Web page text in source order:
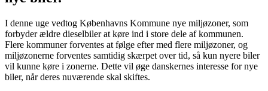
I denne uge vedtog Københavns Kommune nye miljøzoner, som
forbyder ældre dieselbiler at køre ind i store dele af kommunen.
Flere kommuner forventes at følge efter med flere miljøzoner, og
miljøzonerne forventes samtidig skærpet over tid, så kun nyere biler
vil kunne køre i zonerne. Dette vil øge danskernes interesse for nye
biler, når deres nuværende skal skiftes.